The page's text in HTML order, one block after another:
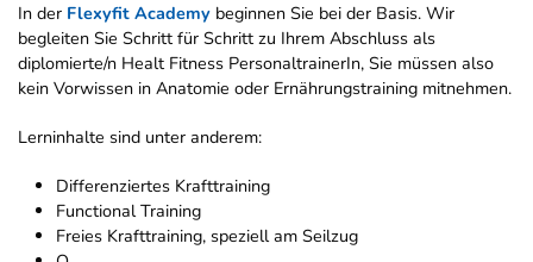
In der Flexyfit Academy beginnen Sie bei der Basis. Wir
begleiten Sie Schritt für Schritt zu Ihrem Abschluss als
diplomierte/n Healt Fitness PersonaltrainerIn, Sie müssen also
kein Vorwissen in Anatomie oder Ernährungstraining mitnehmen.
Lerninhalte sind unter anderem:
Differenziertes Krafttraining
Functional Training
Freies Krafttraining, speziell am Seilzug